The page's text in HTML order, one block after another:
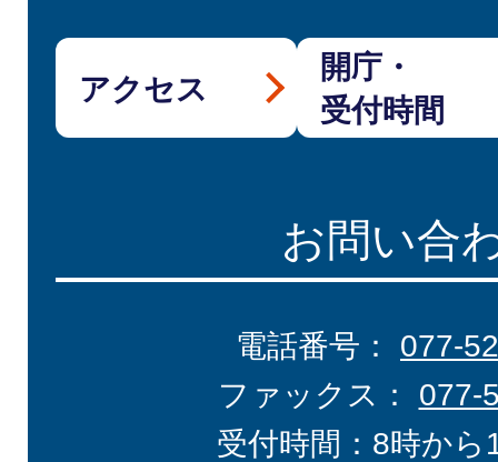
アクセス
開庁・
受付時間
お問い合
電話番号： 077-
ファックス： 077-
受付時間：8時から